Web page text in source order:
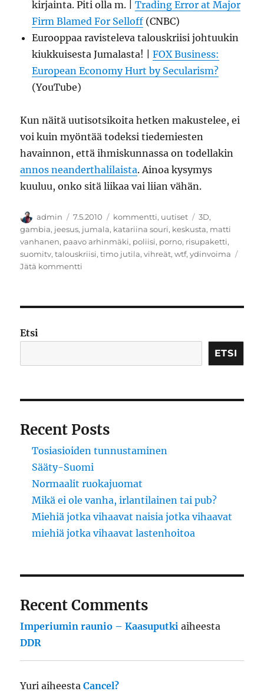
kirjainta. Piti olla m. |Trading Error at Major
Firm Blamed For Selloff (CNBC)
Eurooppaa ravisteleva talouskriisi johtuukin
kiukkuisesta Jumalasta! |FOX Business:
European Economy Hurt by Secularism?
(YouTube)
Kun näitä uutisotsikoita hetken makustelee, ei
voi kuin myöntää todeksi tiedemiesten
havainnon, että ihmiskunnassa on todellakin
annos neanderthalilaista. Ainoa kysymys
kuuluu, onko sitä liikaa vai liian vähän.
Kirjoittaja
admin Julkaistu
7.5.2010 Kategoriat
kommentti, uutiset Avainsanat
3D,
gambia, jeesus, jumala, katariina souri, keskusta, matti
vanhanen, paavo arhinmäki, poliisi, porno, risupaketti,
suomitv,talouskriisi,timo jutila,vihreät,wtf,ydinvoima
Jätä kommentti
muita
Etsi
ETSI
Recent Posts
Tosiasioiden tunnustaminen
Sääty-Suomi
Normaalit ruokajuomat
Mikä ei ole vanha, irlantilainen tai pub?
Miehiä jotka vihaavat naisia jotka vihaavat
miehiä jotka vihaavat lastenhoitoa
Recent Comments
Imperiumin raunio – Kaasuputki aiheesta
DDR
Yuri aiheestaCancel?